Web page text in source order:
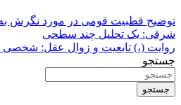
توضیح قطبیت قومی در مورد نگرش به
شرقی: یک تحلیل چند سطحی
روایت (،) تابعیت و زوال عقل:
جستجو
جستجو